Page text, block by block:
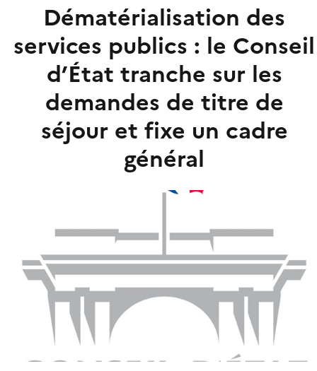
Dématérialisation des
services publics : le Conseil
d’État tranche sur les
demandes de titre de
séjour et fixe un cadre
général